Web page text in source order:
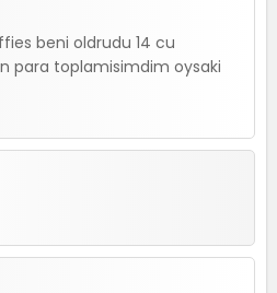
beni oldrudu 14 cu
para toplamisimdim oysaki